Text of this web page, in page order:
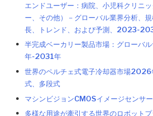
エンドユーザー：病院、小児科クリニ
ー、その他）－グローバル業界分析、
長、トレンド、および予測、2023-
半完成ベーカリー製品市場：グローバ
年-2031年
世界のペルチェ式電子冷却器市場
式、多段式
マシンビジョンCMOSイメージセンサ
多様な用途が牽引する世界のロボット